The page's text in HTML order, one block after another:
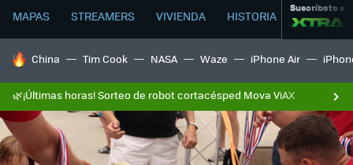
MAPAS STREAMERS VIVIENDA HISTORIA Suscríbete a
HOY SE HABLA DE
China Tim Cook NASA Waze iPhone Air
🌿¡Últimas horas! Sorteo de robot cortacésped Mova ViAX